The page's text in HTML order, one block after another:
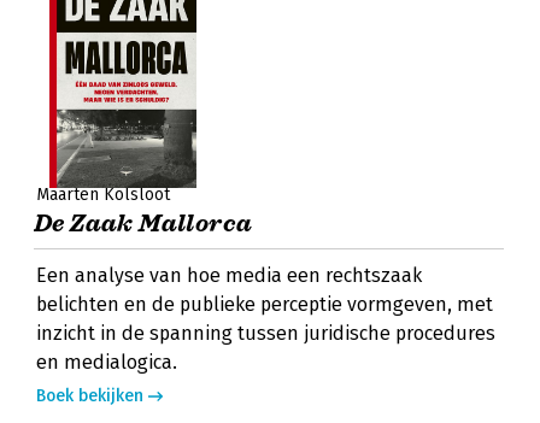
Maarten Kolsloot
De Zaak Mallorca
Een analyse van hoe media een rechtszaak
belichten en de publieke perceptie vormgeven, met
inzicht in de spanning tussen juridische procedures
en medialogica.
Boek bekijken